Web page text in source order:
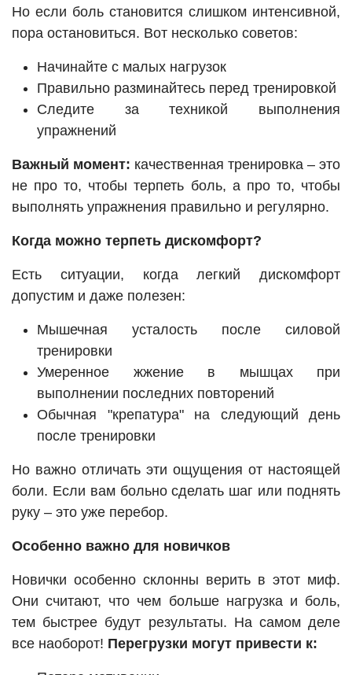
Но если боль становится слишком интенсивной,
пора остановиться. Вот несколько советов:
Начинайте с малых нагрузок
Правильно разминайтесь перед тренировкой
Следите за техникой выполнения
упражнений
Важный момент: качественная тренировка – это
не про то, чтобы терпеть боль, а про то, чтобы
выполнять упражнения правильно и регулярно.
Когда можно терпеть дискомфорт?
Есть ситуации, когда легкий дискомфорт
допустим и даже полезен:
Мышечная усталость после силовой
тренировки
Умеренное жжение в мышцах при
выполнении последних повторений
Обычная "крепатура" на следующий день
после тренировки
Но важно отличать эти ощущения от настоящей
боли. Если вам больно сделать шаг или поднять
руку – это уже перебор.
Особенно важно для новичков
Новички особенно склонны верить в этот миф.
Они считают, что чем больше нагрузка и боль,
тем быстрее будут результаты. На самом деле
все наоборот! Перегрузки могут привести к: